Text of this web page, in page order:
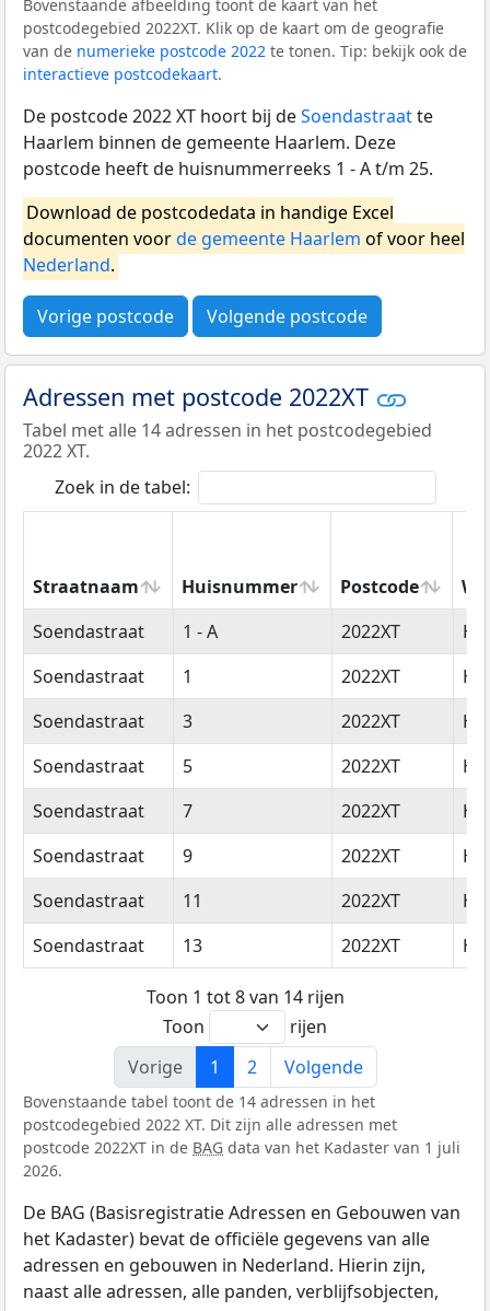
Bovenstaande afbeelding toont de kaart van het
postcodegebied 2022XT. Klik op de kaart om de geografie
van de numerieke postcode 2022 te tonen. Tip: bekijk ook de
interactieve postcodekaart.
De postcode 2022 XT hoort bij deSoendastraatte
Haarlem binnen de gemeente Haarlem. Deze
postcode heeft de huisnummerreeks 1 - A t/m 25.
Download de postcodedata in handige Excel
documenten voorde gemeente Haarlem of voor heel
Nederland.
Vorige postcode Volgende postcode
Adressen met postcode 2022XT
Tabel met alle 14 adressen in het postcodegebied
2022 XT.
Zoek in de tabel:
Straatnaam Huisnummer Postcode
Straatnaam
Huisnummer Postcode
Soendastraat 1 - A 2022XT
Soendastraat
1 2022XT
Soendastraat
3 2022XT
Soendastraat
5 2022XT
Soendastraat
7 2022XT
Soendastraat
9 2022XT
Soendastraat
11 2022XT
Soendastraat
13 2022XT
Toon 1 tot 8 van 14 rijen
Toon
rijen
Vorige
1 2 Volgende
Bovenstaande tabel toont de 14 adressen in het
postcodegebied 2022 XT. Dit zijn alle adressen met
postcode 2022XT in de BAG data van het Kadaster van 1 juli
2026.
De BAG (Basisregistratie Adressen en Gebouwen van
het Kadaster) bevat de officiële gegevens van alle
adressen en gebouwen in Nederland. Hierin zijn,
naast alle adressen, alle panden, verblijfsobjecten,